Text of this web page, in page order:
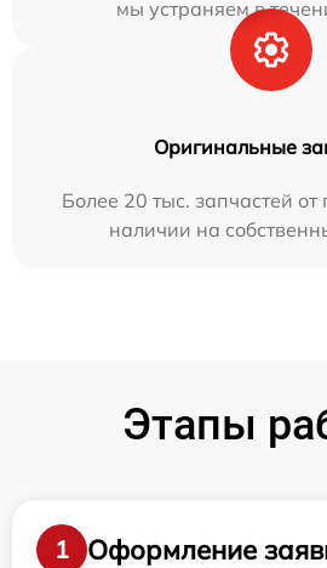
мы устраняем в
Оригинальные
Более 20 тыс. запчастей от
наличии на
Этапы
1
Оформление